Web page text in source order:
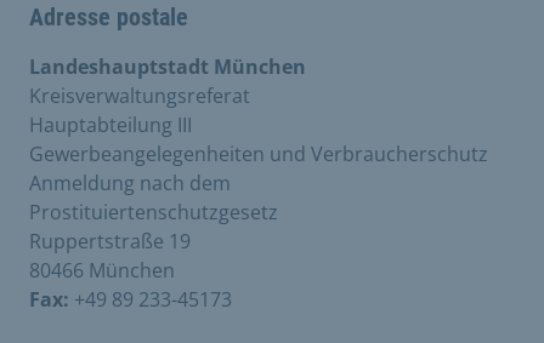
Adresse postale
Landeshauptstadt München
Kreisverwaltungsreferat
Hauptabteilung III
Gewerbeangelegenheiten und Verbraucherschutz
Anmeldung nach dem
Prostituiertenschutzgesetz
Ruppertstraße 19
80466 München
Fax: +49 89 233-45173